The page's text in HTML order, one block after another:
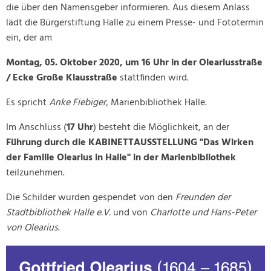
die über den Namensgeber informieren. Aus diesem Anlass
lädt die Bürgerstiftung Halle zu einem Presse- und Fototermin
ein, der am
Montag, 05. Oktober 2020, um 16 Uhr in der Oleariusstraße
/ Ecke Große Klausstraße stattfinden wird.
Es sprichtAnke Fiebiger, Marienbibliothek Halle.
Im Anschluss (17 Uhr) besteht die Möglichkeit, an der
Führung durch die KABINETTAUSSTELLUNG "Das Wirken
der Familie Olearius in Halle" in der Marienbibliothek
teilzunehmen.
Die Schilder wurden gespendet von den Freunden der
Stadtbibliothek Halle e.V.und von Charlotte und Hans-Peter
von Olearius.